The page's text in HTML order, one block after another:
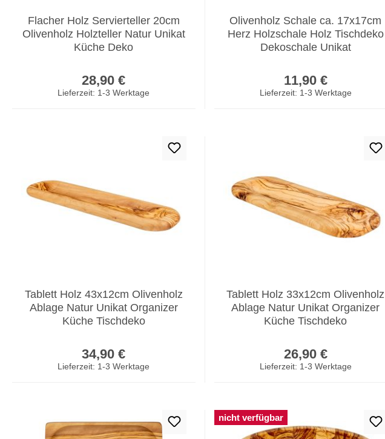
Flacher Holz Servierteller 20cm
Olivenholz Holzteller Natur Unikat
Küche Deko
28,90 €
Lieferzeit: 1-3 Werktage
Olivenholz Schale ca. 17x17cm
Herz Holzschale Holz Tischdeko
Dekoschale Unikat
11,90 €
Lieferzeit: 1-3 Werktage
Tablett Holz 43x12cm Olivenholz
Ablage Natur Unikat Organizer
Küche Tischdeko
34,90 €
Lieferzeit: 1-3 Werktage
Tablett Holz 33x12cm Olivenholz
Ablage Natur Unikat Organizer
Küche Tischdeko
26,90 €
Lieferzeit: 1-3 Werktage
nicht verfügbar